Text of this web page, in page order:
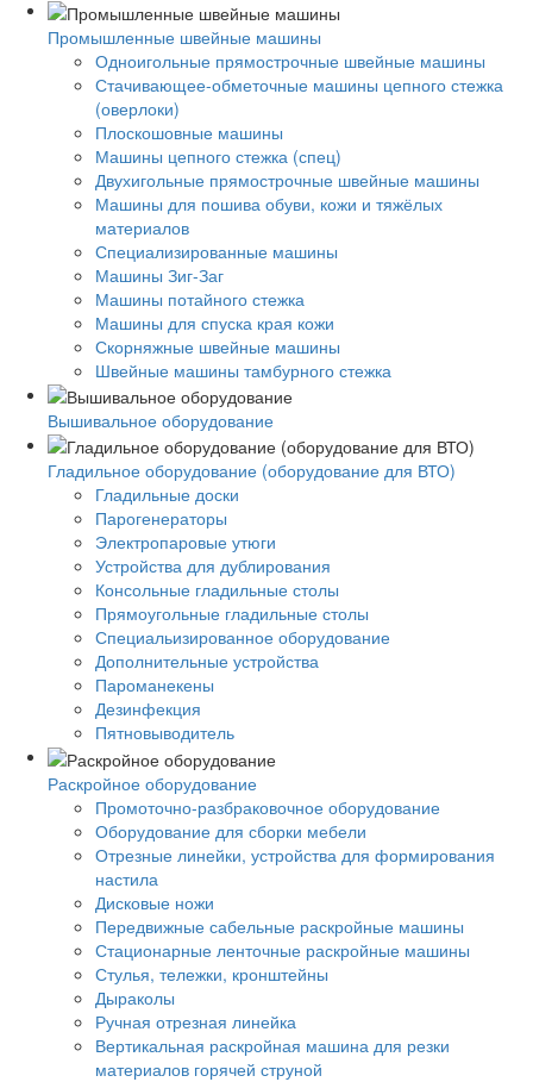
Промышленные швейные машины
Одноигольные прямострочные швейные машины
Стачивающее-обметочные машины цепного стежка
(оверлоки)
Плоскошовные машины
Машины цепного стежка (спец)
Двухигольные прямострочные швейные машины
Машины для пошива обуви, кожи и тяжёлых
материалов
Специализированные машины
Машины Зиг-Заг
Машины потайного стежка
Машины для спуска края кожи
Скорняжные швейные машины
Швейные машины тамбурного стежка
Вышивальное оборудование
Гладильное оборудование (оборудование для ВТО)
Гладильные доски
Парогенераторы
Электропаровые утюги
Устройства для дублирования
Консольные гладильные столы
Прямоугольные гладильные столы
Специальизированное оборудование
Дополнительные устройства
Пароманекены
Дезинфекция
Пятновыводитель
Раскройное оборудование
Промоточно-разбраковочное оборудование
Оборудование для сборки мебели
Отрезные линейки, устройства для формирования
настила
Дисковые ножи
Передвижные сабельные раскройные машины
Стационарные ленточные раскройные машины
Стулья, тележки, кронштейны
Дыраколы
Ручная отрезная линейка
Вертикальная раскройная машина для резки
материалов горячей струной